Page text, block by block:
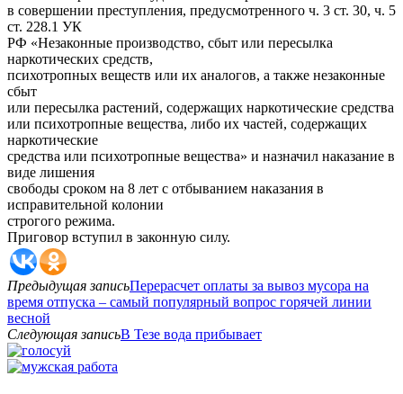
в совершении преступления, предусмотренного ч. 3 ст. 30, ч. 5
ст. 228.1 УК
РФ «Незаконные производство, сбыт или пересылка
наркотических средств,
психотропных веществ или их аналогов, а также незаконные
сбыт
или пересылка растений, содержащих наркотические средства
или психотропные вещества, либо их частей, содержащих
наркотические
средства или психотропные вещества» и назначил наказание в
виде лишения
свободы сроком на 8 лет с отбыванием наказания в
исправительной колонии
строгого режима.
Приговор вступил в законную силу.
Предыдущая записьПерерасчет оплаты за вывоз мусора на
время отпуска – самый популярный вопрос горячей линии
весной
Следующая записьВ Тезе вода прибывает